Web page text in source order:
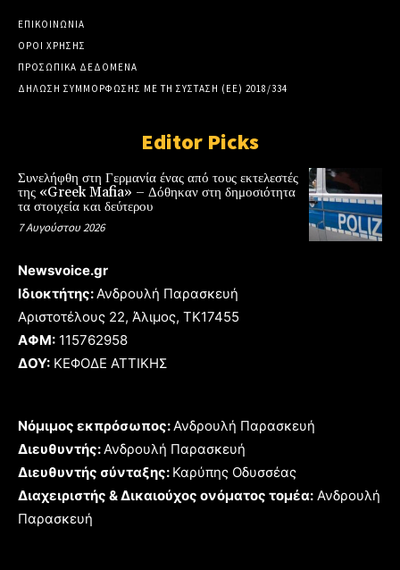
ΕΠΙΚΟΙΝΩΝΙΑ
ΟΡΟΙ ΧΡΗΣΗΣ
ΠΡΟΣΩΠΙΚΑ ΔΕΔΟΜΕΝΑ
ΔΗΛΩΣΗ ΣΥΜΜΟΡΦΩΣΗΣ ΜΕ ΤΗ ΣΥΣΤΑΣΗ (ΕΕ) 2018/334
Editor Picks
Συνελήφθη στη Γερμανία ένας από τους εκτελεστές
της «Greek Mafia» – Δόθηκαν στη δημοσιότητα
τα στοιχεία και δεύτερου
7 Αυγούστου 2026
Newsvoice.gr
Ιδιοκτήτης:Ανδρουλή Παρασκευή
Αριστοτέλους 22, Άλιμος, TK17455
ΑΦΜ: 115762958
ΔΟΥ: ΚΕΦΟΔΕ ΑΤΤΙΚΗΣ
Νόμιμος εκπρόσωπος:Ανδρουλή Παρασκευή
Διευθυντής:Ανδρουλή Παρασκευή
Διευθυντής σύνταξης: Καρύπης Οδυσσέας
Διαχειριστής & Δικαιούχος ονόματος τομέα: Ανδρουλή
Παρασκευή